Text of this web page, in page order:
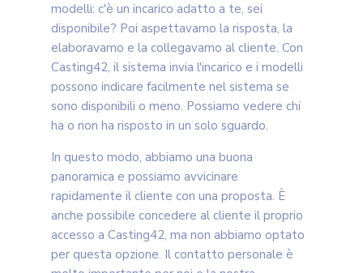
modelli: c'è un incarico adatto a te, sei
disponibile? Poi aspettavamo la risposta, la
elaboravamo e la collegavamo al cliente. Con
Casting42, il sistema invia l'incarico e i modelli
possono indicare facilmente nel sistema se
sono disponibili o meno. Possiamo vedere chi
ha o non ha risposto in un solo sguardo.
In questo modo, abbiamo una buona
panoramica e possiamo avvicinare
rapidamente il cliente con una proposta. È
anche possibile concedere al cliente il proprio
accesso a Casting42, ma non abbiamo optato
per questa opzione. Il contatto personale è